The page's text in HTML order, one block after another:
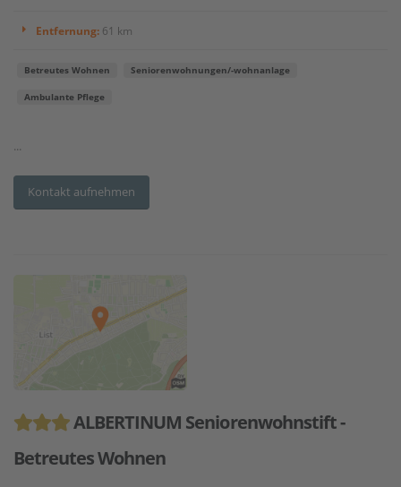
Entfernung: 61 km
Betreutes Wohnen Seniorenwohnungen/-wohnanlage
Ambulante Pflege
...
Kontakt aufnehmen
ALBERTINUM Seniorenwohnstift -
Betreutes Wohnen